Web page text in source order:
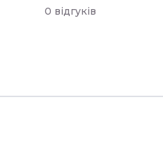
0 відгуків